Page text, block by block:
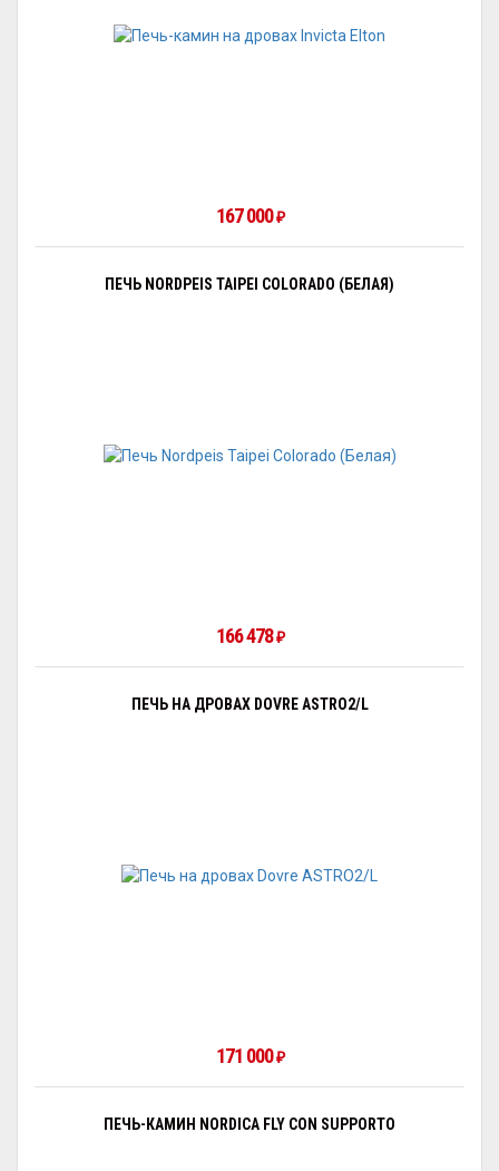
167 000₽
ПЕЧЬ NORDPEIS TAIPEI COLORADO (БЕЛАЯ)
166 478₽
ПЕЧЬ НА ДРОВАХ DOVRE ASTRO2/L
171 000₽
ПЕЧЬ-КАМИН NORDICA FLY CON SUPPORTO